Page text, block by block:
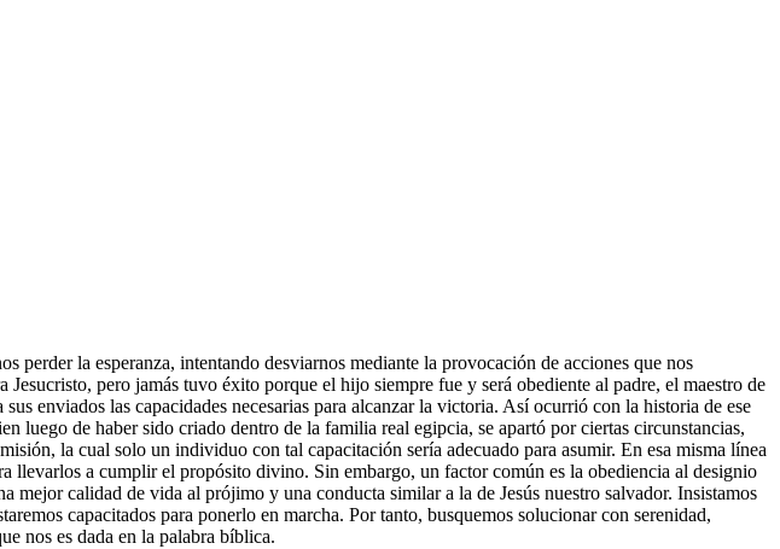
perder la esperanza, intentando desviarnos mediante la provocación de acciones que nos
pero jamás tuvo éxito porque el hijo siempre fue y será obediente al padre, el maestro de
enviados las capacidades necesarias para alcanzar la victoria. Así ocurrió con la historia de ese
de haber sido criado dentro de la familia real egipcia, se apartó por ciertas circunstancias,
la cual solo un individuo con tal capacitación sería adecuado para asumir. En esa misma línea
llevarlos a cumplir el propósito divino. Sin embargo, un factor común es la obediencia al designio
calidad de vida al prójimo y una conducta similar a la de Jesús nuestro salvador. Insistamos
capacitados para ponerlo en marcha. Por tanto, busquemos solucionar con serenidad,
nos es dada en la palabra bíblica.